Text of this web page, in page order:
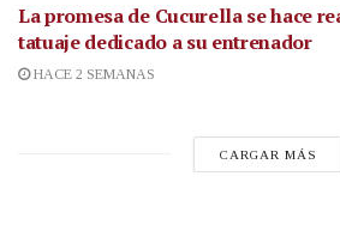
La promesa de Cucurella se hace
tatuaje dedicado a su entrenador
HACE 2 SEMANAS
CARGAR MÁS